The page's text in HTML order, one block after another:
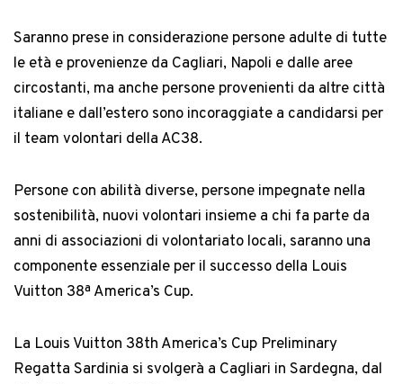
Saranno prese in considerazione persone adulte di tutte
le età e provenienze da Cagliari, Napoli e dalle aree
circostanti, ma anche persone provenienti da altre città
italiane e dall’estero sono incoraggiate a candidarsi per
il team volontari della AC38.
Persone con abilità diverse, persone impegnate nella
sostenibilità, nuovi volontari insieme a chi fa parte da
anni di associazioni di volontariato locali, saranno una
componente essenziale per il successo della Louis
Vuitton 38ª America’s Cup.
La Louis Vuitton 38th America’s Cup Preliminary
Regatta Sardinia si svolgerà a Cagliari in Sardegna, dal